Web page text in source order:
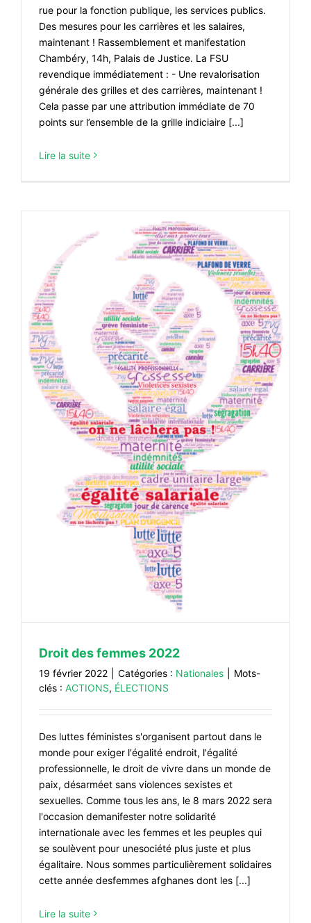
rue pour la fonction publique, les services publics.
Des mesures pour les carrières et les salaires,
maintenant ! Rassemblement et manifestation
Chambéry, 14h, Palais de Justice. La FSU
revendique immédiatement : - Une revalorisation
générale des grilles et des carrières, maintenant !
Cela passe par une attribution immédiate de 70
points sur l’ensemble de la grille indiciaire [...]
Lire la suite
Droit des femmes 2022
19 février 2022 Catégories : Nationales
Mots-
clés : ACTIONS, ÉLECTIONS
Des luttes féministes s'organisent partout dans le
monde pour exiger l'égalité endroit, l'égalité
professionnelle, le droit de vivre dans un monde de
paix, désarméet sans violences sexistes et
sexuelles. Comme tous les ans, le 8 mars 2022 sera
l'occasion demanifester notre solidarité
internationale avec les femmes et les peuples qui
se soulèvent pour unesociété plus juste et plus
égalitaire. Nous sommes particulièrement solidaires
cette année desfemmes afghanes dont les [...]
Lire la suite